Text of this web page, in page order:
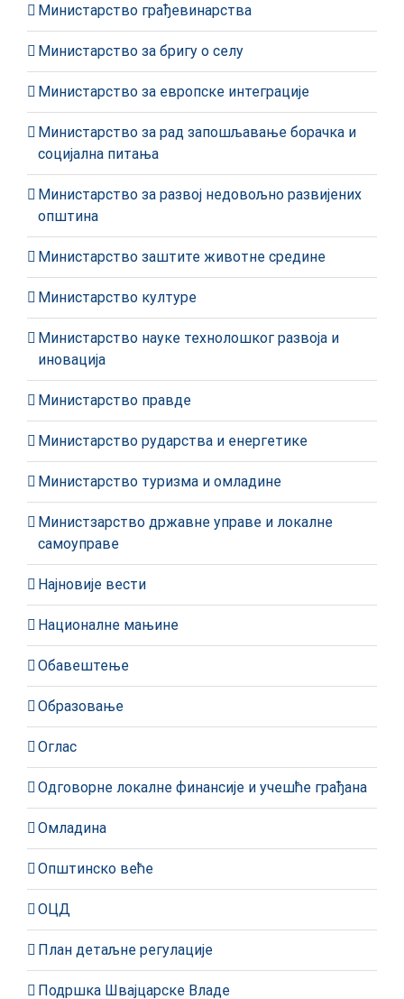
Министарство грађевинарства
Министарство за бригу о селу
Министарство за европске интеграције
Министарство за рад запошљавање борачка и
социјална питања
Министарство за развој недовољно развијених
општина
Министарство заштите животне средине
Министарство културе
Министарство науке технолошког развоја и
иновација
Министарство правде
Министарство рударства и енергетике
Министарство туризма и омладине
Министзарство државне управе и локалне
самоуправе
Најновије вести
Националне мањине
Обавештење
Образовање
Оглас
Одговорне локалне финансије и учешће грађана
Омладина
Општинско веће
ОЦД
План детаљне регулације
Подршка Швајцарске Владе